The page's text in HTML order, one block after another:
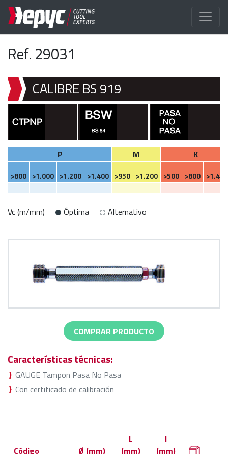
Ref. 29031
CALIBRE BS 919
P M K
>800 >1.000 >1.200 >1.400 >950 >1.200 >500 >800 >1.400
Vc (m/mm) Óptima Alternativo
COMPRAR PRODUCTO
Características técnicas:
GAUGE Tampon Pasa No Pasa
Con certificado de calibración
Código Ø (mm)
L
(mm)
l
(mm)